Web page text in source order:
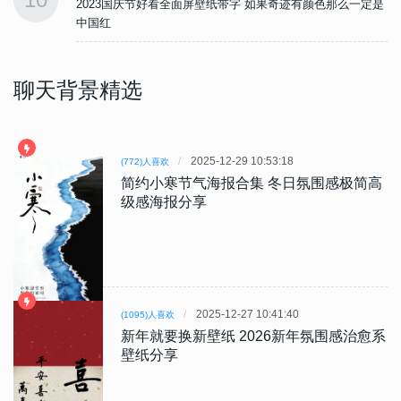
2023国庆节好看全面屏壁纸带字 如果奇迹有颜色那么一定是
中国红
聊天背景精选
(772)人喜欢 2025-12-29 10:53:18
简约小寒节气海报合集 冬日氛围感极简高
级感海报分享
(1095)人喜欢 2025-12-27 10:41:40
新年就要换新壁纸 2026新年氛围感治愈系
壁纸分享